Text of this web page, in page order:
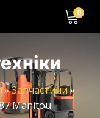
0
»Запчастини»
Manitou